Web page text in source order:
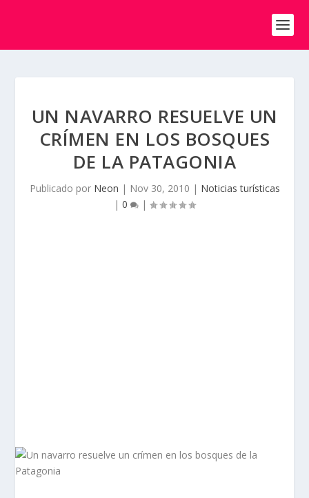
UN NAVARRO RESUELVE UN
CRÍMEN EN LOS BOSQUES
DE LA PATAGONIA
Publicado por Neon | Nov 30, 2010 | Noticias turísticas
| 0 |